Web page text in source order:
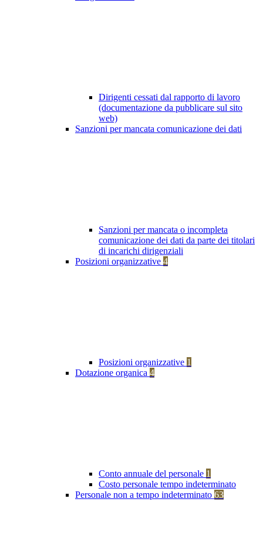
Dirigenti cessati dal rapporto di lavoro
(documentazione da pubblicare sul sito
web)
Sanzioni per mancata comunicazione dei dati
Sanzioni per mancata o incompleta
comunicazione dei dati da parte dei titolari
di incarichi dirigenziali
Posizioni organizzative 4
Posizioni organizzative 1
Dotazione organica 4
Conto annuale del personale 1
Costo personale tempo indeterminato
Personale non a tempo indeterminato 63